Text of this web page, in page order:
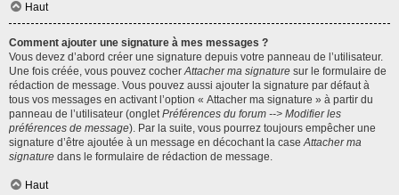
Haut
Comment ajouter une signature à mes messages ?
Vous devez d’abord créer une signature depuis votre panneau de l’utilisateur.
Une fois créée, vous pouvez cocherAttacher ma signature sur le formulaire de
rédaction de message. Vous pouvez aussi ajouter la signature par défaut à
tous vos messages en activant l’option « Attacher ma signature » à partir du
panneau de l’utilisateur (ongletPréférences du forum --> Modifier les
préférences de message). Par la suite, vous pourrez toujours empêcher une
signature d’être ajoutée à un message en décochant la caseAttacher ma
signature dans le formulaire de rédaction de message.
Haut